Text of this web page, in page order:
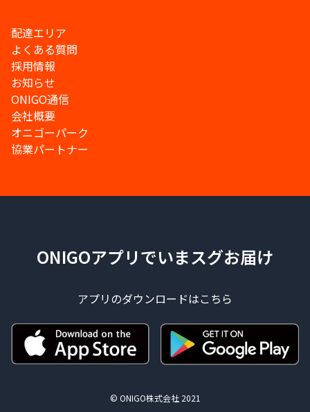
配達エリア
よくある質問
採用情報
お知らせ
ONIGO通信
会社概要
オニゴーパーク
協業パートナー
ONIGOアプリでいまスグお届け
アプリのダウンロードはこちら
© ONIGO株式会社 2021